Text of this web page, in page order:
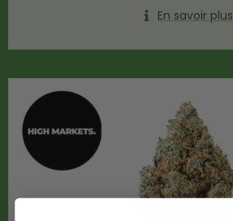
En savoir plus